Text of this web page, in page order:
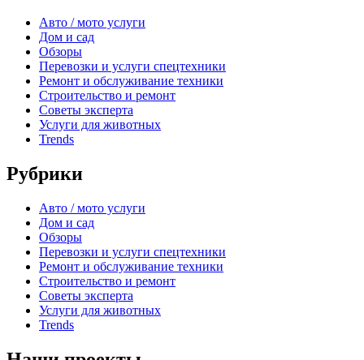
Авто / мото услуги
Дом и сад
Обзоры
Перевозки и услуги спецтехники
Ремонт и обслуживание техники
Строительство и ремонт
Советы эксперта
Услуги для животных
Trends
Рубрики
Авто / мото услуги
Дом и сад
Обзоры
Перевозки и услуги спецтехники
Ремонт и обслуживание техники
Строительство и ремонт
Советы эксперта
Услуги для животных
Trends